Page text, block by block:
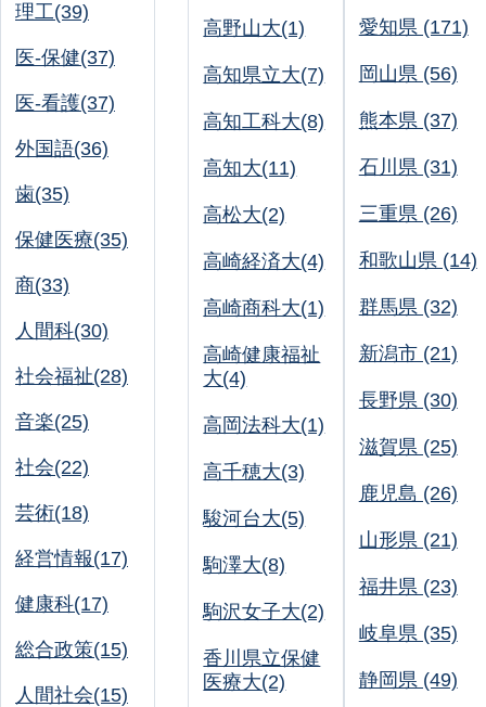
理工(39)
医-保健(37)
医-看護(37)
外国語(36)
歯(35)
保健医療(35)
商(33)
人間科(30)
社会福祉(28)
音楽(25)
社会(22)
芸術(18)
経営情報(17)
健康科(17)
総合政策(15)
人間社会(15)
高野山大(1)
高知県立大(7)
高知工科大(8)
高知大(11)
高松大(2)
高崎経済大(4)
高崎商科大(1)
高崎健康福祉
大(4)
高岡法科大(1)
高千穂大(3)
駿河台大(5)
駒澤大(8)
駒沢女子大(2)
香川県立保健
医療大(2)
愛知県 (171)
岡山県 (56)
熊本県 (37)
石川県 (31)
三重県 (26)
和歌山県 (14)
群馬県 (32)
新潟市 (21)
長野県 (30)
滋賀県 (25)
鹿児島 (26)
山形県 (21)
福井県 (23)
岐阜県 (35)
静岡県 (49)